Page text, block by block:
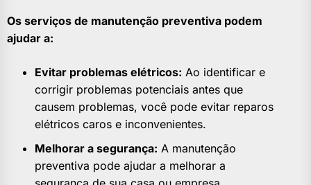
Os serviços de manutenção preventiva podem
ajudar a:
Evitar problemas elétricos: Ao identificar e
corrigir problemas potenciais antes que
causem problemas, você pode evitar reparos
elétricos caros e inconvenientes.
Melhorar a segurança: A manutenção
preventiva pode ajudar a melhorar a